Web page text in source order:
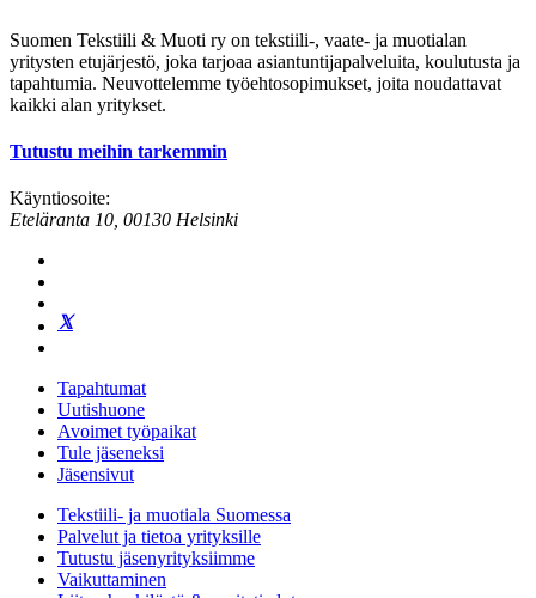
Suomen Tekstiili & Muoti ry on tekstiili-, vaate- ja muotialan
yritysten etujärjestö, joka tarjoaa asiantuntijapalveluita, koulutusta ja
tapahtumia. Neuvottelemme työehtosopimukset, joita noudattavat
kaikki alan yritykset.
Tutustu meihin tarkemmin
Käyntiosoite:
Eteläranta 10, 00130 Helsinki
Tapahtumat
Uutishuone
Avoimet työpaikat
Tule jäseneksi
Jäsensivut
Tekstiili- ja muotiala Suomessa
Palvelut ja tietoa yrityksille
Tutustu jäsenyrityksiimme
Vaikuttaminen